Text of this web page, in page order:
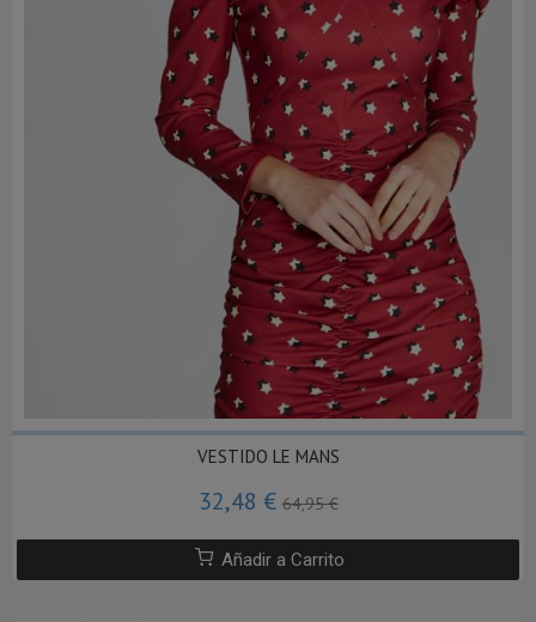
VESTIDO LE MANS
32,48 €64,95 €
Añadir a Carrito